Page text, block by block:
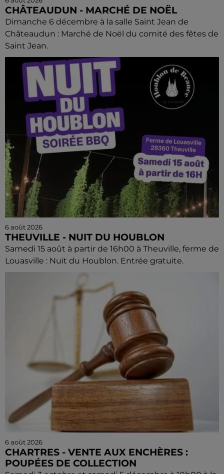
CHÂTEAUDUN - MARCHÉ DE NOËL
Dimanche 6 décembre à la salle Saint Jean de
Châteaudun : Marché de Noël du comité des fêtes de
Saint Jean.
6 août 2026
THEUVILLE - NUIT DU HOUBLON
Samedi 15 août à partir de 16h00 à Theuville, ferme de
Louasville : Nuit du Houblon. Entrée gratuite.
6 août 2026
CHARTRES - VENTE AUX ENCHÈRES :
POUPÉES DE COLLECTION